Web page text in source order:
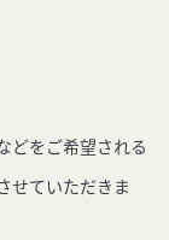
どをご希望される
せていただきま